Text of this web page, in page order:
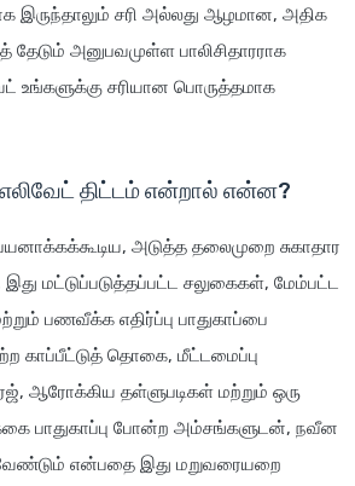
இருந்தாலும் சரி அல்லது ஆழமான, அதிக
அனுபவமுள்ள பாலிசிதாரராக
உங்களுக்கு சரியான பொருத்தமாக
எலிவேட் திட்டம் என்றால் என்ன?
அடுத்த தலைமுறை சுகாதார
இது மட்டுப்படுத்தப்பட்ட சலுகைகள், மேம்பட்ட
பணவீக்க எதிர்ப்பு பாதுகாப்பை
காப்பீட்டுத் தொகை, மீட்டமைப்பு
ஆரோக்கிய தள்ளுபடிகள் மற்றும் ஒரு
பாதுகாப்பு போன்ற அம்சங்களுடன், நவீன
வேண்டும் என்பதை இது மறுவரையறை